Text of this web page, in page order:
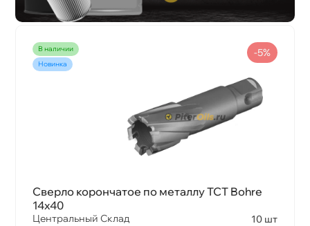
наличии
Новинка
Сверло корончатое по металлу TCT Bohre
14х40
Центральный Склад
10 шт
-5%